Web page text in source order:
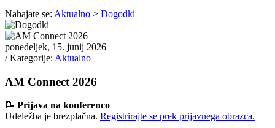
Nahajate se: Aktualno > Dogodki
ponedeljek, 15. junij 2026
/ Kategorije: Aktualno
AM Connect 2026
📝 Prijava na konferenco
Udeležba je brezplačna. Registrirajte se prek prijavnega obrazca.